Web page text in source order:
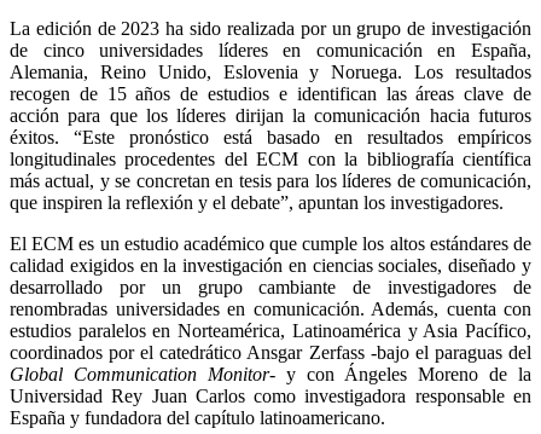
La edición de 2023 ha sido realizada por un grupo de investigación
de cinco universidades líderes en comunicación en España,
Alemania, Reino Unido, Eslovenia y Noruega. Los resultados
recogen de 15 años de estudios e identifican las áreas clave de
acción para que los líderes dirijan la comunicación hacia futuros
éxitos. “Este pronóstico está basado en resultados empíricos
longitudinales procedentes del ECM con la bibliografía científica
más actual, y se concretan en tesis para los líderes de comunicación,
que inspiren la reflexión y el debate”, apuntan los investigadores.
El ECM es un estudio académico que cumple los altos estándares de
calidad exigidos en la investigación en ciencias sociales, diseñado y
desarrollado por un grupo cambiante de investigadores de
renombradas universidades en comunicación. Además, cuenta con
estudios paralelos en Norteamérica, Latinoamérica y Asia Pacífico,
coordinados por el catedrático Ansgar Zerfass -bajo el paraguas del
Global Communication Monitor- y con Ángeles Moreno de la
Universidad Rey Juan Carlos como investigadora responsable en
España y fundadora del capítulo latinoamericano.